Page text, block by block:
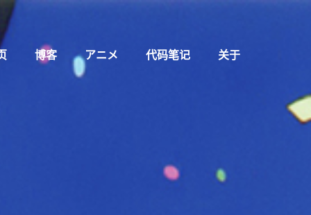
博客 アニメ 代码笔记 关于